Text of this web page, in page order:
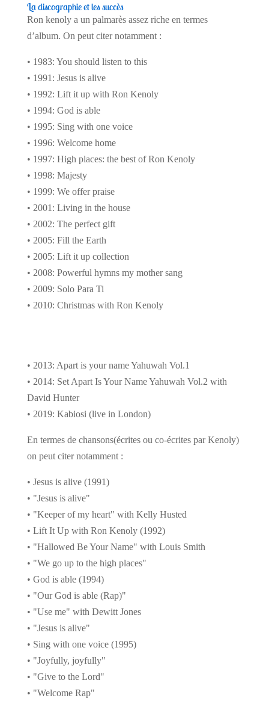
La discographie et les succès
Ron kenoly a un palmarès assez riche en termes
d’album. On peut citer notamment :
• 1983: You should listen to this
• 1991: Jesus is alive
• 1992: Lift it up with Ron Kenoly
• 1994: God is able
• 1995: Sing with one voice
• 1996: Welcome home
• 1997: High places: the best of Ron Kenoly
• 1998: Majesty
• 1999: We offer praise
• 2001: Living in the house
• 2002: The perfect gift
• 2005: Fill the Earth
• 2005: Lift it up collection
• 2008: Powerful hymns my mother sang
• 2009: Solo Para Ti
• 2010: Christmas with Ron Kenoly
• 2013: Apart is your name Yahuwah Vol.1
• 2014: Set Apart Is Your Name Yahuwah Vol.2 with
David Hunter
• 2019: Kabiosi (live in London)
En termes de chansons(écrites ou co-écrites par Kenoly)
on peut citer notamment :
• Jesus is alive (1991)
• "Jesus is alive"
• "Keeper of my heart" with Kelly Husted
• Lift It Up with Ron Kenoly (1992)
• "Hallowed Be Your Name" with Louis Smith
• "We go up to the high places"
• God is able (1994)
• "Our God is able (Rap)"
• "Use me" with Dewitt Jones
• "Jesus is alive"
• Sing with one voice (1995)
• "Joyfully, joyfully"
• "Give to the Lord"
• "Welcome Rap"